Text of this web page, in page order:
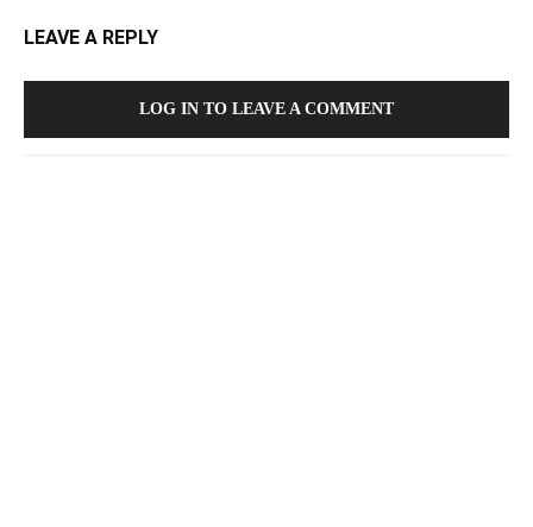
LEAVE A REPLY
LOG IN TO LEAVE A COMMENT